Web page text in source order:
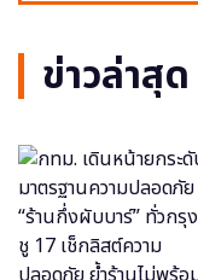
ข่าวล่าสุด